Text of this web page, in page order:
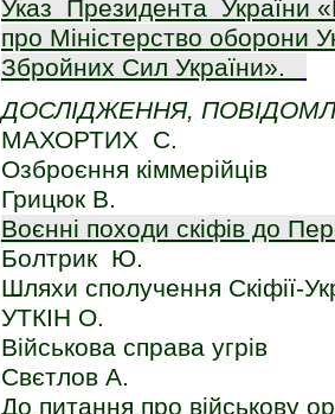
Указ Президента України
про Міністерство оборони
Збройних Сил України».
ДОСЛІДЖЕННЯ,
МАХОРТИХ С.
Озброєння кіммерійців
Грицюк В.
Воєнні походи скіфів до
Болтрик Ю.
Шляхи сполучення Скіфії-
УТКІН О.
Військова справа угрів
Свєтлов А.
До питання про військову